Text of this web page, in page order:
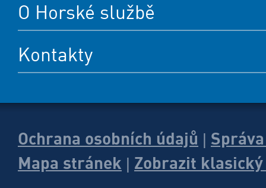
O Horské službě
Kontakty
Ochrana osobních údajů
Mapa stránek
Zobrazit